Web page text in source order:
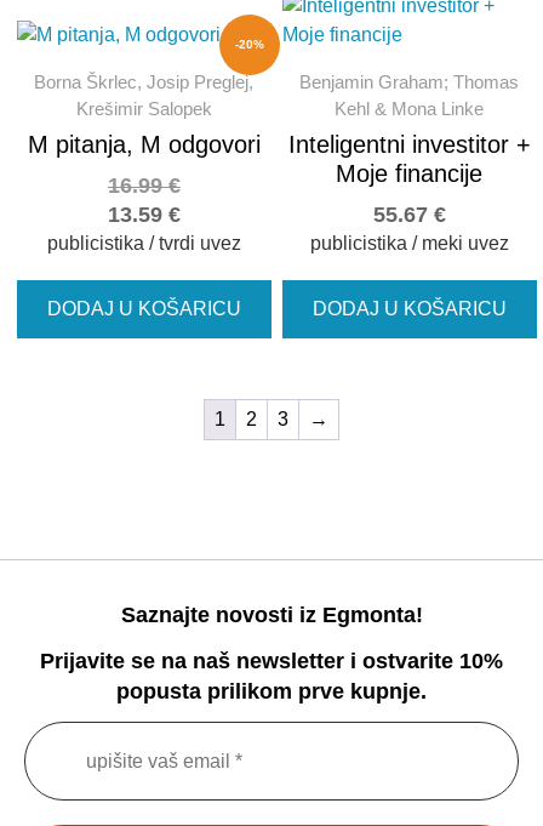
-20%
Borna Škrlec, Josip Preglej,
Krešimir Salopek
M pitanja, M odgovori
13.59 €
16.99€
publicistika / tvrdi uvez
DODAJ U KOŠARICU
Benjamin Graham; Thomas
Kehl & Mona Linke
Inteligentni investitor +
Moje financije
55.67 €
publicistika / meki uvez
DODAJ U KOŠARICU
1 2 3 →
Saznajte novosti iz Egmonta!
Prijavite se na naš newsletter i ostvarite 10%
popusta prilikom prve kupnje.